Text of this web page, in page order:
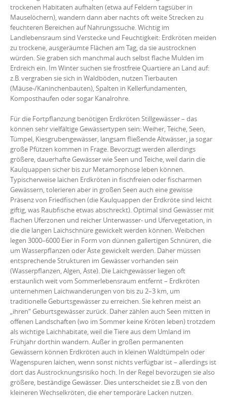
trockenen Habitaten aufhalten (etwa auf Feldern tagsüber in
Mauselöchern), wandern dann aber nachts oft weite Strecken zu
feuchteren Bereichen auf Nahrungssuche. Wichtig im
Landlebensraum sind Verstecke und Feuchtigkeit: Erdkröten meiden
zu trockene, ausgeräumte Flächen am Tag, da sie austrocknen
würden. Sie graben sich manchmal auch selbst flache Mulden im
Erdreich ein. Im Winter suchen sie frostfreie Quartiere an Land auf:
z.B. vergraben sie sich in Waldböden, nutzen Tierbauten
(Mäuse-/Kaninchenbauten), Spalten in Kellerfundamenten,
Komposthaufen oder sogar Kanalrohre.
Für die Fortpflanzung benötigen Erdkröten Stillgewässer – das
können sehr vielfältige Gewässertypen sein: Weiher, Teiche, Seen,
Tümpel, Kiesgrubengewässer, langsam fließende Altwässer, ja sogar
große Pfützen kommen in Frage. Bevorzugt werden allerdings
größere, dauerhafte Gewässer wie Seen und Teiche, weil darin die
Kaulquappen sicher bis zur Metamorphose leben können.
Typischerweise laichen Erdkröten in fischfreien oder fischarmen
Gewässern, tolerieren aber in großen Seen auch eine gewisse
Präsenz von Friedfischen (die Kaulquappen der Erdkröte sind leicht
giftig, was Raubfische etwas abschreckt). Optimal sind Gewässer mit
flachen Uferzonen und reicher Unterwasser- und Ufervegetation, in
die die langen Laichschnüre gewickelt werden können. Weibchen
legen 3000–6000 Eier in Form von dünnen gallertigen Schnüren, die
um Wasserpflanzen oder Äste gewickelt werden. Daher müssen
entsprechende Strukturen im Gewässer vorhanden sein
(Wasserpflanzen, Algen, Äste). Die Laichgewässer liegen oft
erstaunlich weit vom Sommerlebensraum entfernt – Erdkröten
unternehmen Laichwanderungen von bis zu 2–3 km, um
traditionelle Geburtsgewässer zu erreichen. Sie kehren meist an
„ihren“ Geburtsgewässer zurück. Daher zählen auch Seen mitten in
offenen Landschaften (wo im Sommer keine Kröten leben) trotzdem
als wichtige Laichhabitate, weil die Tiere aus dem Umland im
Frühjahr dorthin wandern. Außer in großen permanenten
Gewässern können Erdkröten auch in kleinen Waldtümpeln oder
Wagenspuren laichen, wenn sonst nichts verfügbar ist – allerdings ist
dort das Austrocknungsrisiko hoch. In der Regel bevorzugen sie also
größere, beständige Gewässer. Dies unterscheidet sie z.B. von den
kleineren Wechselkröten, die eher temporäre Lacken nutzen.